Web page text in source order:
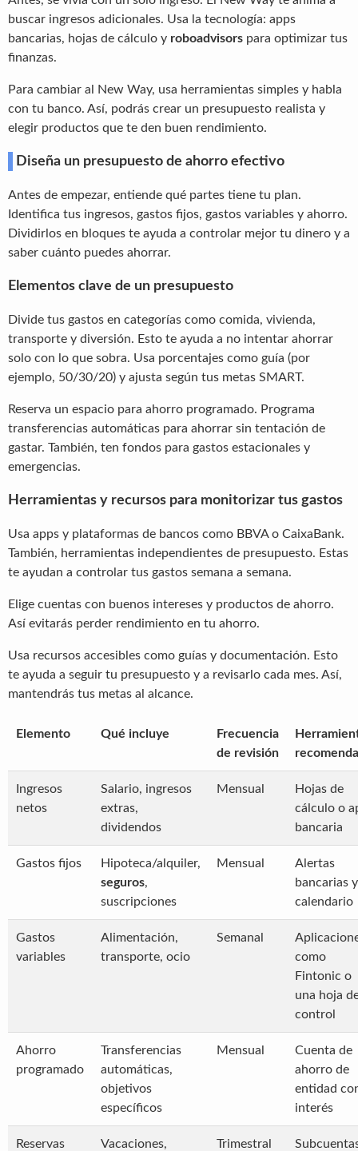
buscar ingresos adicionales. Usa la tecnología: apps
bancarias, hojas de cálculo y roboadvisors para optimizar tus
finanzas.
Para cambiar al New Way, usa herramientas simples y habla
con tu banco. Así, podrás crear un presupuesto realista y
elegir productos que te den buen rendimiento.
Diseña un presupuesto de ahorro efectivo
Antes de empezar, entiende qué partes tiene tu plan.
Identifica tus ingresos, gastos fijos, gastos variables y ahorro.
Dividirlos en bloques te ayuda a controlar mejor tu dinero y a
saber cuánto puedes ahorrar.
Elementos clave de un presupuesto
Divide tus gastos en categorías como comida, vivienda,
transporte y diversión. Esto te ayuda a no intentar ahorrar
solo con lo que sobra. Usa porcentajes como guía (por
ejemplo, 50/30/20) y ajusta según tus metas SMART.
Reserva un espacio para ahorro programado. Programa
transferencias automáticas para ahorrar sin tentación de
gastar. También, ten fondos para gastos estacionales y
emergencias.
Herramientas y recursos para monitorizar tus gastos
Usa apps y plataformas de bancos como BBVA o CaixaBank.
También, herramientas independientes de presupuesto. Estas
te ayudan a controlar tus gastos semana a semana.
Elige cuentas con buenos intereses y productos de ahorro.
Así evitarás perder rendimiento en tu ahorro.
Usa recursos accesibles como guías y documentación. Esto
te ayuda a seguir tu presupuesto y a revisarlo cada mes. Así,
mantendrás tus metas al alcance.
Elemento Qué incluye
Frecuencia
de revisión
Ingresos
netos
Salario, ingresos
extras,
dividendos
Mensual
Hojas de
cálculo o
bancaria
Gastos fijos
Hipoteca/alquiler,
seguros,
suscripciones
Mensual
Alertas
bancarias y
calendario
Gastos
variables
Alimentación,
transporte, ocio
Semanal
como
Fintonic o
una hoja
control
Ahorro
programado
Transferencias
automáticas,
objetivos
específicos
Mensual
Cuenta de
ahorro de
entidad
interés
Reservas
Vacaciones,
Trimestral